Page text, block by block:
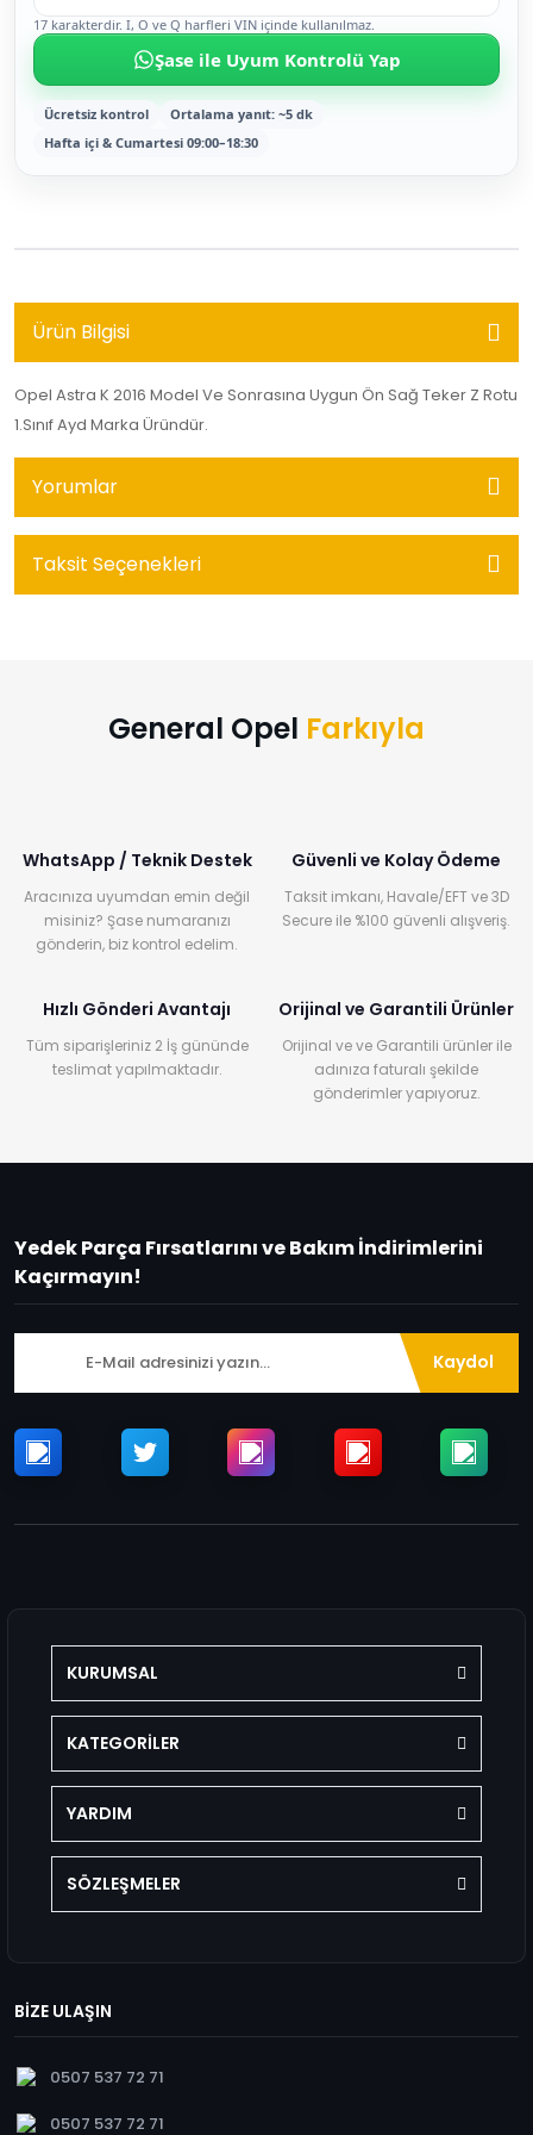
17 karakterdir. I, O ve Q harfleri VIN içinde kullanılmaz.
Şase ile Uyum Kontrolü Yap
Ücretsiz kontrol
Ortalama yanıt: ~5 dk
Hafta içi & Cumartesi 09:00–18:30
Ürün Bilgisi
Opel Astra K 2016 Model Ve Sonrasına Uygun Ön Sağ Teker Z Rotu
1.Sınıf Ayd Marka Üründür.
Yorumlar
Taksit Seçenekleri
General Opel Farkıyla
WhatsApp / Teknik Destek
Aracınıza uyumdan emin değil
misiniz? Şase numaranızı
gönderin, biz kontrol edelim.
Güvenli ve Kolay Ödeme
Taksit imkanı, Havale/EFT ve 3D
Secure ile %100 güvenli alışveriş.
Hızlı Gönderi Avantajı
Tüm siparişleriniz 2 İş gününde
teslimat yapılmaktadır.
Orijinal ve Garantili Ürünler
Orijinal ve ve Garantili ürünler ile
adınıza faturalı şekilde
gönderimler yapıyoruz.
Yedek Parça Fırsatlarını ve Bakım İndirimlerini
Kaçırmayın!
Kaydol
KURUMSAL
KATEGORİLER
YARDIM
SÖZLEŞMELER
BİZE ULAŞIN
0507 537 72 71
0507 537 72 71